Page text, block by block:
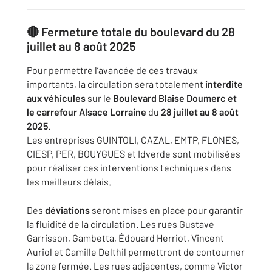
🔴 Fermeture totale du boulevard du 28
juillet au 8 août 2025
Pour permettre l’avancée de ces travaux
importants, la circulation sera totalement interdite
aux véhicules sur le Boulevard Blaise Doumerc et
le carrefour Alsace Lorraine du 28 juillet au 8 août
2025.
Les entreprises GUINTOLI, CAZAL, EMTP, FLONES,
CIESP, PER, BOUYGUES et Idverde sont mobilisées
pour réaliser ces interventions techniques dans
les meilleurs délais.
Des déviations seront mises en place pour garantir
la fluidité de la circulation. Les rues Gustave
Garrisson, Gambetta, Édouard Herriot, Vincent
Auriol et Camille Delthil permettront de contourner
la zone fermée. Les rues adjacentes, comme Victor